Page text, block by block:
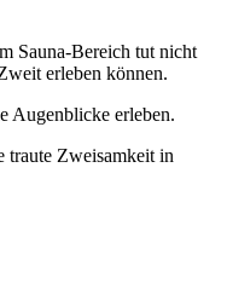
Sauna-Bereich tut nicht
erleben können.
Augenblicke erleben.
traute Zweisamkeit in